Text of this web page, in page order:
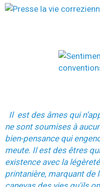
Il est des âmes qui
ne sont soumises à
bien-pensance qui
meute. Il est des êtres
existence avec la
printanière, marquant de